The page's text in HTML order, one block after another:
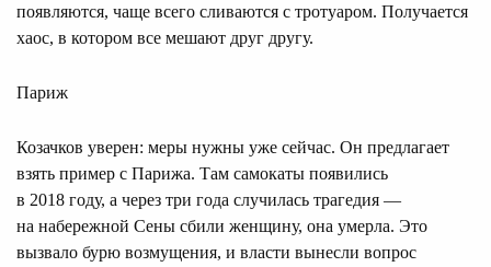
появляются, чаще всего сливаются с тротуаром. Получается
хаос, в котором все мешают друг другу.
Париж
Козачков уверен: меры нужны уже сейчас. Он предлагает
взять пример с Парижа. Там самокаты появились
в 2018 году, а через три года случилась трагедия —
на набережной Сены сбили женщину, она умерла. Это
вызвало бурю возмущения, и власти вынесли вопрос